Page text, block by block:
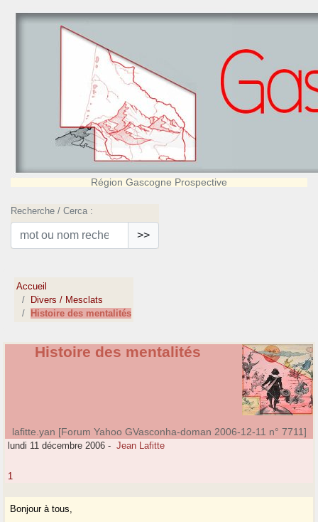
Région Gascogne Prospective
Recherche / Cerca :
>>
Accueil
Divers / Mesclats
Histoire des mentalités
Histoire des mentalités
lafitte.yan [Forum Yahoo GVasconha-doman 2006-12-11 n° 7711]
lundi 11 décembre 2006 - Jean Lafitte
1
Bonjour à tous,